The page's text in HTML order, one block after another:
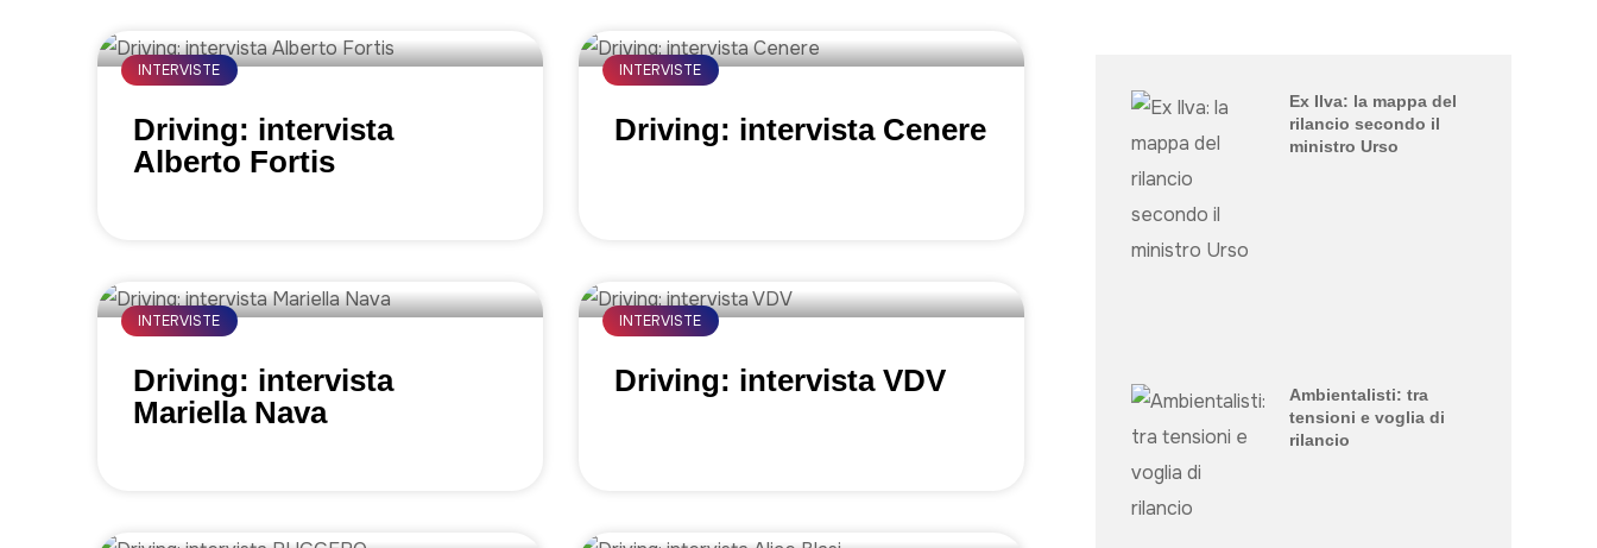
INTERVISTE
Driving: intervista
Alberto Fortis
INTERVISTE
Driving: intervista Cenere
INTERVISTE
Driving: intervista
Mariella Nava
INTERVISTE
Driving: intervista VDV
Ex Ilva: la mappa del
rilancio secondo il
ministro Urso
Ambientalisti: tra
tensioni e voglia di
rilancio